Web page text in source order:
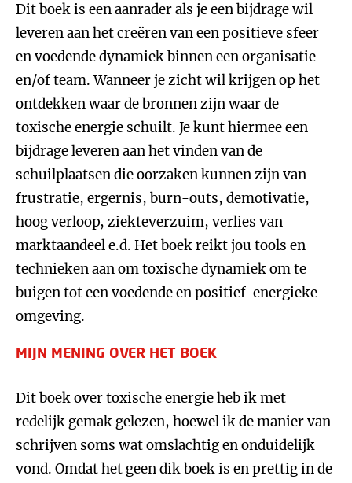
Dit boek is een aanrader als je een bijdrage wil
leveren aan het creëren van een positieve sfeer
en voedende dynamiek binnen een organisatie
en/of team. Wanneer je zicht wil krijgen op het
ontdekken waar de bronnen zijn waar de
toxische energie schuilt. Je kunt hiermee een
bijdrage leveren aan het vinden van de
schuilplaatsen die oorzaken kunnen zijn van
frustratie, ergernis, burn-outs, demotivatie,
hoog verloop, ziekteverzuim, verlies van
marktaandeel e.d. Het boek reikt jou tools en
technieken aan om toxische dynamiek om te
buigen tot een voedende en positief-energieke
omgeving.
MIJN MENING OVER HET BOEK
Dit boek over toxische energie heb ik met
redelijk gemak gelezen, hoewel ik de manier van
schrijven soms wat omslachtig en onduidelijk
vond. Omdat het geen dik boek is en prettig in de